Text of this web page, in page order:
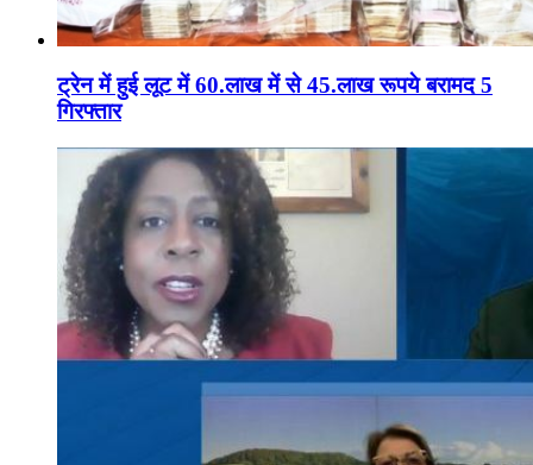
ट्रेन में हुई लूट में 60.लाख में से 45.लाख रूपये बरामद 5
गिरफ्तार